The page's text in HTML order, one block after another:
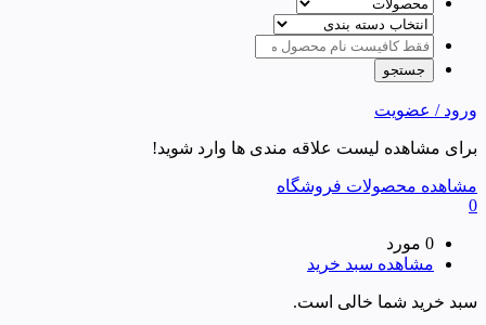
ورود / عضویت
برای مشاهده لیست علاقه مندی ها وارد شوید!
مشاهده محصولات فروشگاه
0
0 مورد
مشاهده سبد خرید
سبد خرید شما خالی است.